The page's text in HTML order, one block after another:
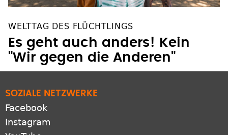
WELTTAG DES FLÜCHTLINGS
Es geht auch anders! Kein
"Wir gegen die Anderen"
SOZIALE NETZWERKE
Facebook
Instagram